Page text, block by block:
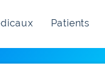
Patients